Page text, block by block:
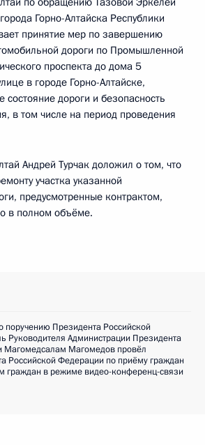
Горно-Алтайска Республики
принятие мер по завершению
дороги по Промышленной
проспекта до дома 5
в городе Горно-Алтайске,
дороги и безопасность
в том числе на период проведения
Андрей Турчак доложил о том, что
участка указанной
предусмотренные контрактом,
в полном объёме.
поручению Президента Российской
Руководителя Администрации Президента
Магомедсалам Магомедов провёл
Российской Федерации по приёму граждан
граждан в режиме видео-конференц-связи